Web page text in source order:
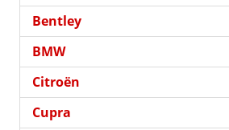
Bentley
BMW
Citroën
Cupra